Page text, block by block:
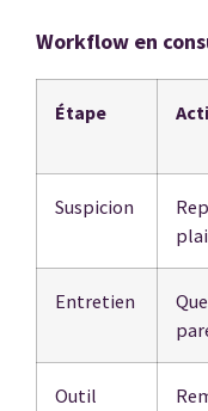
Workflow en
Étape
Suspicion
Entretien
Outil